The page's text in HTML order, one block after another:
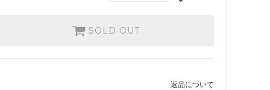
SOLD OUT
返品について